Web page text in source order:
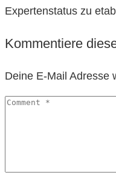
Expertenstatus zu
Kommentiere
Deine E-Mail Adresse